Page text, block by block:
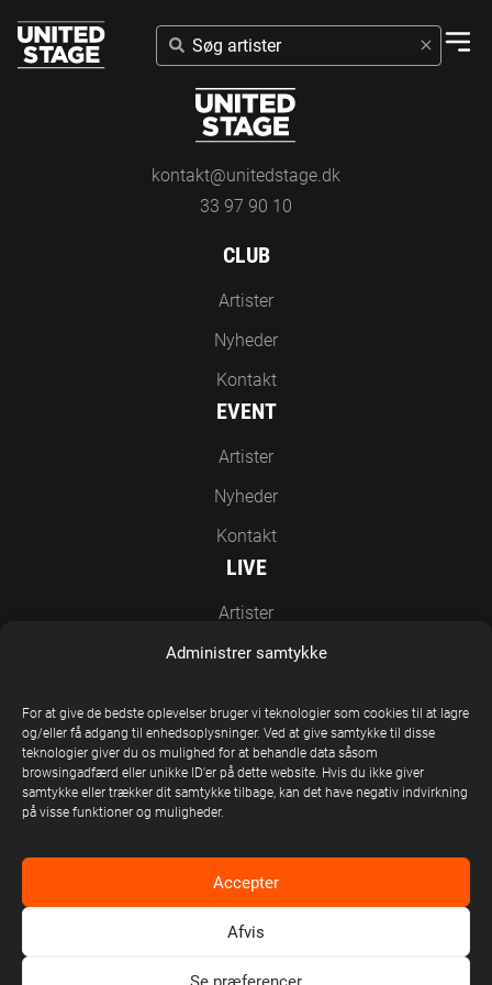
Administrer samtykke
For at give de bedste oplevelser bruger vi teknologier som cookies til at lagre
og/eller få adgang til enhedsoplysninger. Ved at give samtykke til disse
teknologier giver du os mulighed for at behandle data såsom
browsingadfærd eller unikke ID'er på dette website. Hvis du ikke giver
samtykke eller trækker dit samtykke tilbage, kan det have negativ indvirkning
på visse funktioner og muligheder.
Accepter
Afvis
SØG
ARTISTER
kontakt@unitedstage.dk
33 97 90 10
CLUB
Artister
Nyheder
Kontakt
EVENT
Artister
Nyheder
Kontakt
LIVE
Artister
Nyheder
EN DEL AF UNITED STAGE GROUP